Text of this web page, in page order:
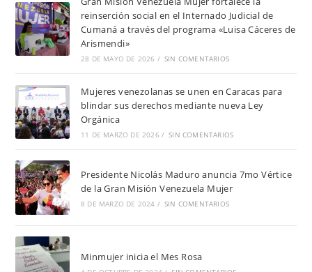
reinserción social en el Internado Judicial de
Cumaná a través del programa «Luisa Cáceres de
Arismendi»
28 DE MAYO DE 2026 / SIN COMENTARIOS
Mujeres venezolanas se unen en Caracas para
blindar sus derechos mediante nueva Ley
Orgánica
11 DE MARZO DE 2026 / SIN COMENTARIOS
Presidente Nicolás Maduro anuncia 7mo Vértice
de la Gran Misión Venezuela Mujer
8 DE MARZO DE 2024 / SIN COMENTARIOS
Minmujer inicia el Mes Rosa